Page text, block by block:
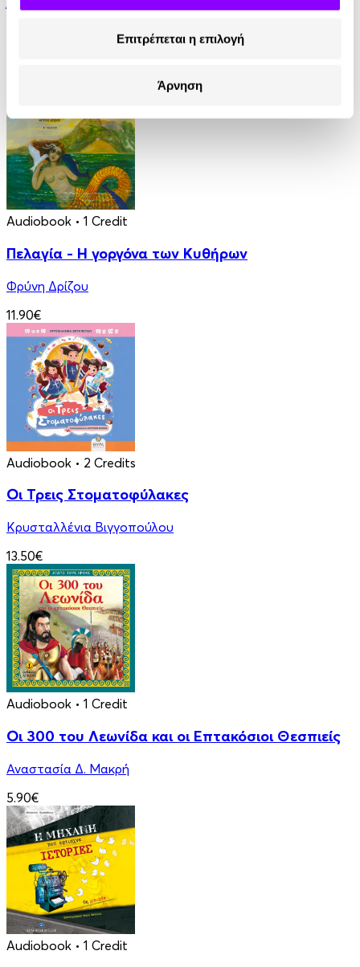
Επιτρέπεται η επιλογή
Άρνηση
Άντα Λαβλέις. Η πρώτη προγραμματίστρια
Audiobook • 1 Credit
Πελαγία - Η γοργόνα των Κυθήρων
Φρύνη Δρίζου
11.90€
Audiobook • 2 Credits
Οι Τρεις Στοματοφύλακες
Κρυσταλλένια Βιγγοπούλου
13.50€
Audiobook • 1 Credit
Οι 300 του Λεωνίδα και οι Eπτακόσιοι Θεσπιείς
Αναστασία Δ. Μακρή
5.90€
Audiobook • 1 Credit